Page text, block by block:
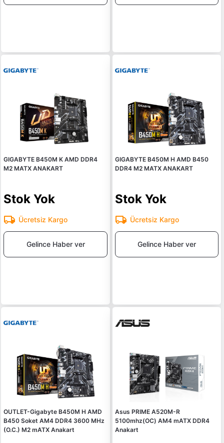
GIGABYTE B450M K AMD DDR4
M2 MATX ANAKART
Stok Yok
Ücretsiz Kargo
Gelince Haber ver
GIGABYTE B450M H AMD B450
DDR4 M2 MATX ANAKART
Stok Yok
Ücretsiz Kargo
Gelince Haber ver
OUTLET-Gigabyte B450M H AMD
B450 Soket AM4 DDR4 3600 MHz
(O.C.) M2 mATX Anakart
Asus PRIME A520M-R
5100mhz(OC) AM4 mATX DDR4
Anakart